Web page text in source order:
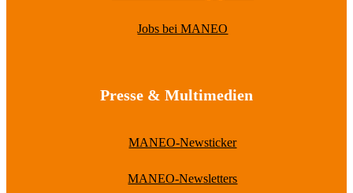
Jobs bei MANEO
Presse & Multimedien
MANEO-Newsticker
MANEO-Newsletters